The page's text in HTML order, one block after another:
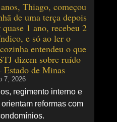
Thiago, começou
de uma terça depois
1 ano, recebeu 2
e só ao ler o
entendeu o que
dizem sobre ruído
de Minas
7, 2026
regimento interno e
reformas com